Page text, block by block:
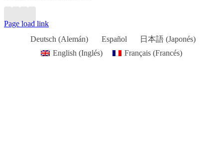
Page load link
Deutsch (Alemán) Español 日本語 (Japonés)
English (Inglés) Français (Francés)